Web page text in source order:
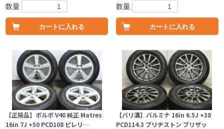
数量
カートに入れる
数量
カートに入れる
【正規品】ボルボ V40 純正 Matres
16in 7J +50 PCD108 ピレリ…
【バリ溝】バルミナ 16in 6.5J +38
PCD114.3 ブリヂストン ブリザッ